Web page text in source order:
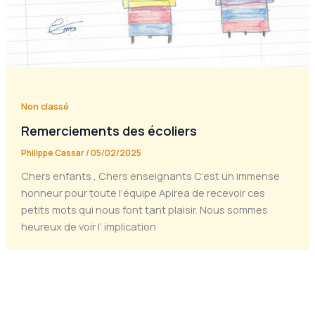
Non classé
Remerciements des écoliers
Philippe Cassar/05/02/2025
Chers enfants , Chers enseignants C’est un immense
honneur pour toute l’équipe Apirea de recevoir ces
petits mots qui nous font tant plaisir. Nous sommes
heureux de voir l’ implication